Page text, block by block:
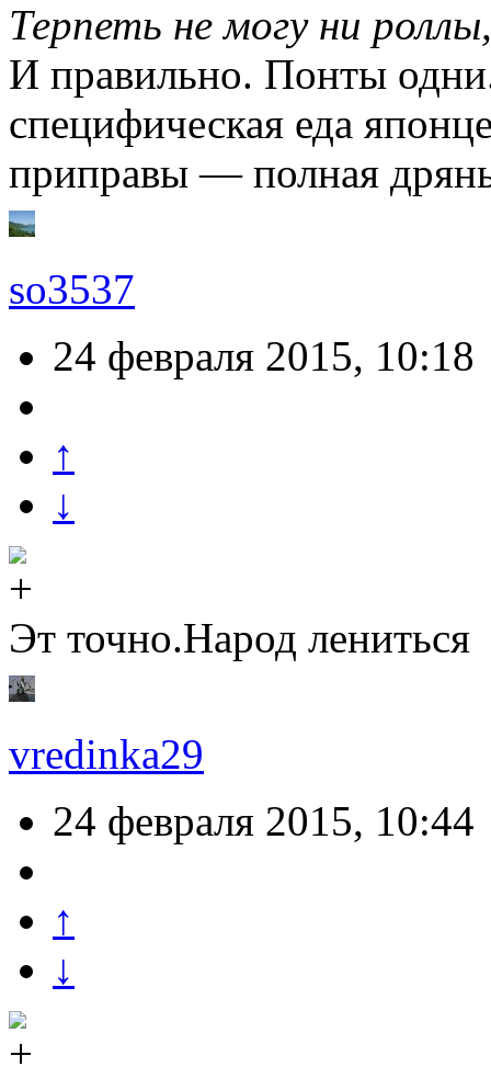
Терпеть не могу ни
И правильно. Понты
специфическая еда
приправы — полная
so3537
24 февраля 2015, 10:18
↑
↓
Эт точно.Народ лениться
vredinka29
24 февраля 2015, 10:44
↑
↓